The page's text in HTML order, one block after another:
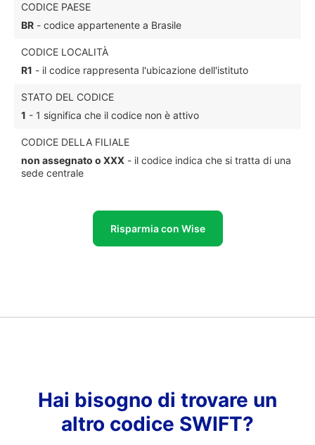
CODICE PAESE
BR - codice appartenente a Brasile
CODICE LOCALITÀ
R1 - il codice rappresenta l'ubicazione dell'istituto
STATO DEL CODICE
1 - 1 significa che il codice non è attivo
CODICE DELLA FILIALE
non assegnato o XXX - il codice indica che si tratta di una
sede centrale
Risparmia con Wise
Hai bisogno di trovare un
altro codice SWIFT?